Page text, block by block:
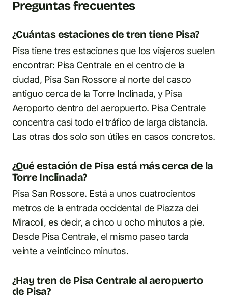
Preguntas frecuentes
¿Cuántas estaciones de tren tiene Pisa?
Pisa tiene tres estaciones que los viajeros suelen
encontrar: Pisa Centrale en el centro de la
ciudad, Pisa San Rossore al norte del casco
antiguo cerca de la Torre Inclinada, y Pisa
Aeroporto dentro del aeropuerto. Pisa Centrale
concentra casi todo el tráfico de larga distancia.
Las otras dos solo son útiles en casos concretos.
¿Qué estación de Pisa está más cerca de la
Torre Inclinada?
Pisa San Rossore. Está a unos cuatrocientos
metros de la entrada occidental de Piazza dei
Miracoli, es decir, a cinco u ocho minutos a pie.
Desde Pisa Centrale, el mismo paseo tarda
veinte a veinticinco minutos.
¿Hay tren de Pisa Centrale al aeropuerto
de Pisa?